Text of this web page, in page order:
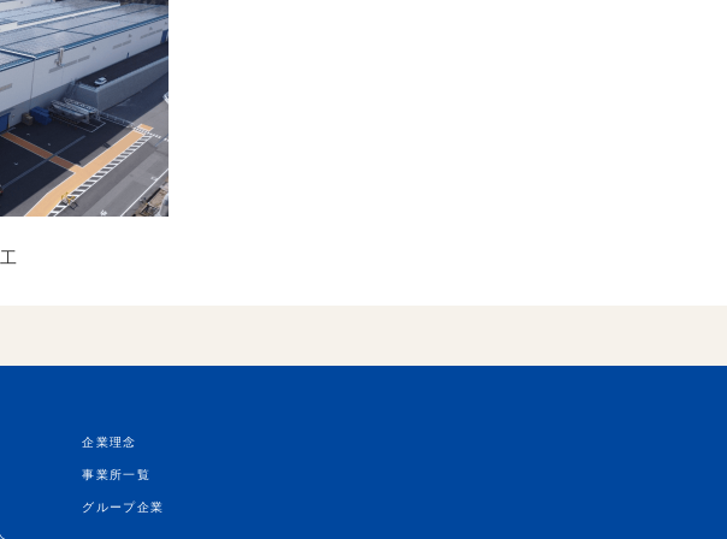
企業理念
事業所一覧
グループ企業